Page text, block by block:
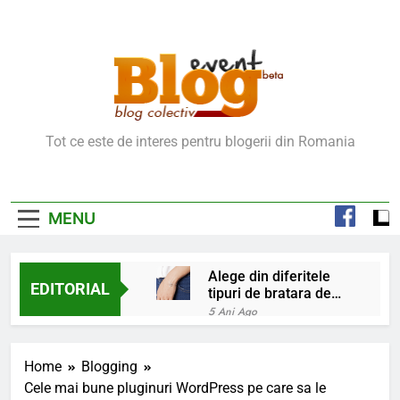
Blog Event – Cu Si
Tot ce este de interes pentru blogerii din Romania
MENU
EDITORIAL
Alege din diferitele
tipuri de bratara de
argint
5 Ani Ago
Home
Blogging
Cele mai bune pluginuri WordPress pe care sa le